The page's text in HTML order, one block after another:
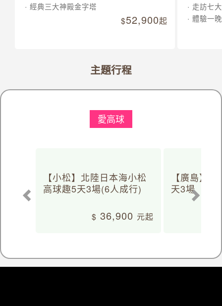
經典三大神殿金字塔
52,900起
走訪七
體驗一
愛高球
主題行程
【小松】北陸日本海小松
高球趣5天3場(6人成行)
36,900
【廣島】
天3場